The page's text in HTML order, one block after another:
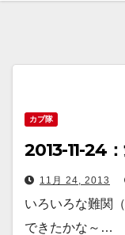
カブ隊
2013-11-24
11月 24, 2013
いろいろな難関
できたかな～…